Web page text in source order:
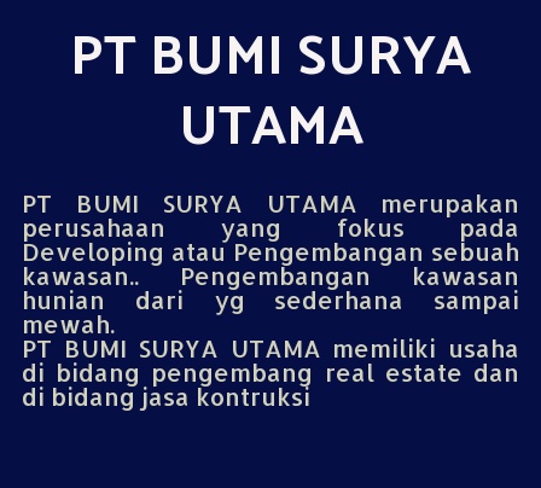
PT BUMI SURYA
UTAMA
PT BUMI SURYA UTAMA merupakan
perusahaan yang fokus pada
Developing atau Pengembangan sebuah
kawasan.. Pengembangan kawasan
hunian dari yg sederhana sampai
mewah.
PT BUMI SURYA UTAMA memiliki usaha
di bidang pengembang real estate dan
di bidang jasa kontruksi